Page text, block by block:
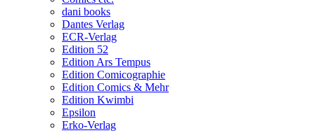
dani books
Dantes Verlag
ECR-Verlag
Edition 52
Edition Ars Tempus
Edition Comicographie
Edition Comics & Mehr
Edition Kwimbi
Epsilon
Erko-Verlag